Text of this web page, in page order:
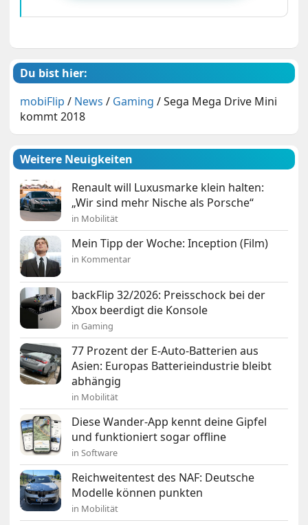
Du bist hier:
mobiFlip / News / Gaming /Sega Mega Drive Mini
kommt 2018
Weitere Neuigkeiten
Renault will Luxusmarke klein halten:
„Wir sind mehr Nische als Porsche“
in Mobilität
Mein Tipp der Woche: Inception (Film)
in Kommentar
backFlip 32/2026: Preisschock bei der
Xbox beerdigt die Konsole
in Gaming
77 Prozent der E-Auto-Batterien aus
Asien: Europas Batterieindustrie bleibt
abhängig
in Mobilität
Diese Wander-App kennt deine Gipfel
und funktioniert sogar offline
in Software
Reichweitentest des NAF: Deutsche
Modelle können punkten
in Mobilität